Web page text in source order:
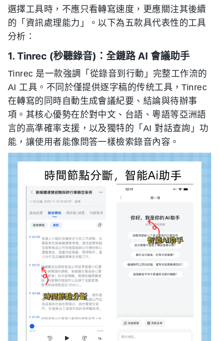
選擇工具時，不應只看轉寫速度，更應關注其後續
的「資訊處理能力」。以下為五款具代表性的工具
分析：
1. Tinrec (秒聽錄音)：全鏈路 AI 會議助手
Tinrec 是一款強調「從錄音到行動」完整工作流的
AI 工具。不同於僅提供逐字稿的传统工具，Tinrec
在轉寫的同時自動生成會議紀要、結論與待辦事
項。其核心優勢在於對中文、台語、粵語等亞洲語
言的高準確率支援，以及獨特的「AI 對話查詢」功
能，讓使用者能像問答一樣檢索錄音內容。